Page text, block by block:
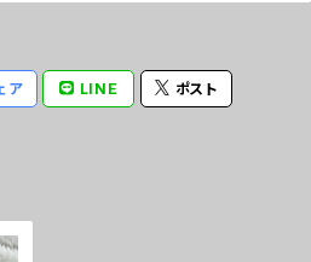
ア LINE ポスト